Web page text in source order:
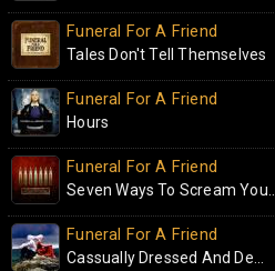
Funeral For A Friend
Tales Don't Tell Themselves
Funeral For A Friend
Hours
Funeral For A Friend
Seven Ways To Scream You...
Funeral For A Friend
Cassually Dressed And De...